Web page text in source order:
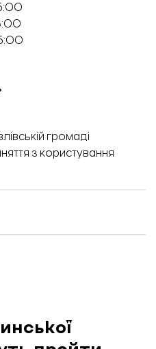
громаді
з користування